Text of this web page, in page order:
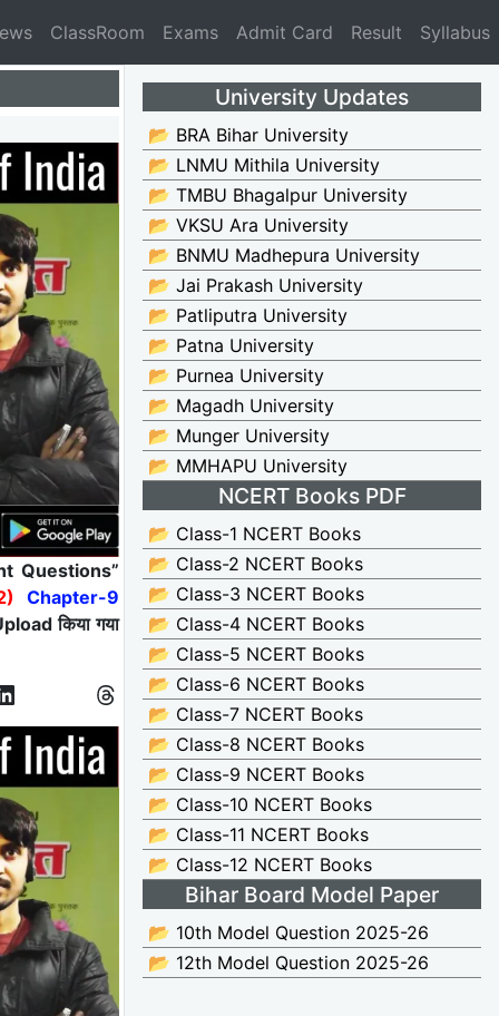
ClassRoom Exams Admit Card Result Syllabus
Questions”
Chapter-9
किया गया
University Updates
📂 BRA Bihar University
📂 LNMU Mithila University
📂 TMBU Bhagalpur University
📂 VKSU Ara University
📂 BNMU Madhepura University
📂 Jai Prakash University
📂 Patliputra University
📂 Patna University
📂 Purnea University
📂 Magadh University
📂 Munger University
📂 MMHAPU University
NCERT Books PDF
📂 Class-1 NCERT Books
📂 Class-2 NCERT Books
📂 Class-3 NCERT Books
📂 Class-4 NCERT Books
📂 Class-5 NCERT Books
📂 Class-6 NCERT Books
📂 Class-7 NCERT Books
📂 Class-8 NCERT Books
📂 Class-9 NCERT Books
📂 Class-10 NCERT Books
📂 Class-11 NCERT Books
📂 Class-12 NCERT Books
Bihar Board Model Paper
📂 10th Model Question 2025-26
📂 12th Model Question 2025-26